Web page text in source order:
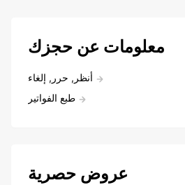
معلومات عن حجزك
أنظر, حرر, إلغاء
طبع الفواتير
عروض حصرية